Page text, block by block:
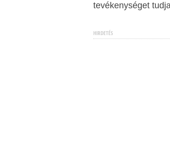
tevékenységet
HIRDETÉS